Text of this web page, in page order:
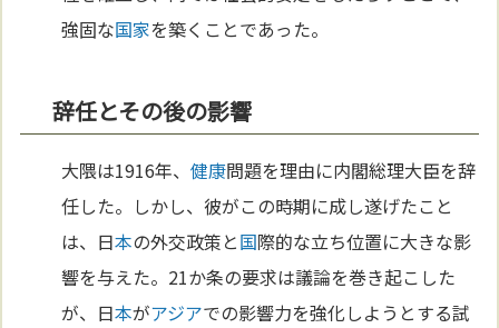
強固な国家を築くことであった。
辞任とその後の影響
大隈は1916年、健康問題を理由に内閣総理大臣を辞
任した。しかし、彼がこの時期に成し遂げたこと
は、日本の外交政策と国際的な立ち位置に大きな影
響を与えた。21か条の要求は議論を巻き起こした
が、日本がアジアでの影響力を強化しようとする試